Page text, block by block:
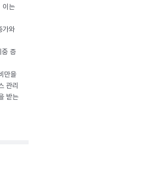
이는
가와
중 증
만을
관리
받는